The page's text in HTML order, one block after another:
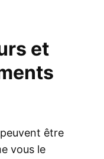
et
être
vous le